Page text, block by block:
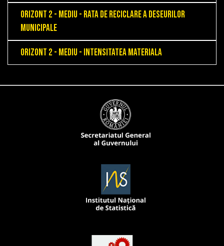
Orizont 2 - Mediu - Rata de reciclare a deseurilor
municipale
Orizont 2 - Mediu - Intensitatea materiala